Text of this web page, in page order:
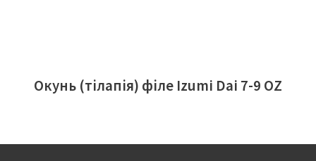
Окунь (тілапія) філе Izumi Dai 7-9 OZ